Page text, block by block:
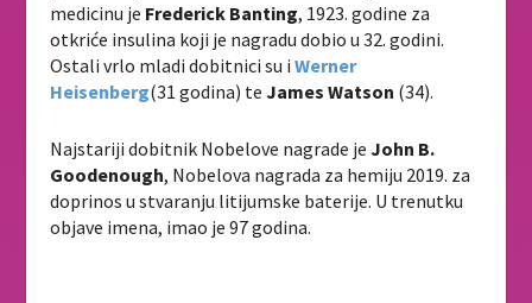
medicinu je Frederick Banting, 1923. godine za
otkriće insulina koji je nagradu dobio u 32. godini.
Ostali vrlo mladi dobitnici su iWerner
Heisenberg(31 godina) teJames Watson (34).
Najstariji dobitnik Nobelove nagrade jeJohn B.
Goodenough, Nobelova nagrada za hemiju 2019. za
doprinos u stvaranju litijumske baterije. U trenutku
objave imena, imao je 97 godina.